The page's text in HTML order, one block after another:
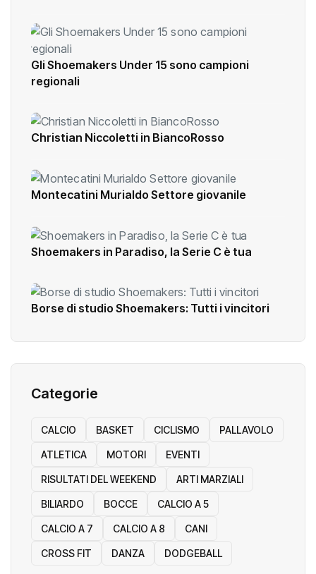
Gli Shoemakers Under 15 sono campioni
regionali
Christian Niccoletti in BiancoRosso
Montecatini Murialdo Settore giovanile
Shoemakers in Paradiso, la Serie C è tua
Borse di studio Shoemakers: Tutti i vincitori
Categorie
CALCIO BASKET CICLISMO PALLAVOLO
ATLETICA MOTORI EVENTI
RISULTATI DEL WEEKEND ARTI MARZIALI
BILIARDO BOCCE CALCIO A 5
CALCIO A 7 CALCIO A 8 CANI
CROSS FIT DANZA DODGEBALL